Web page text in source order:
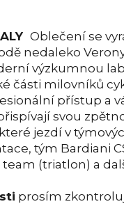
Oblečení se
nedaleko
výzkumnou
části milovníků
přístup a
svou
jezdí v
tým Bardiani
(triatlon) a
prosím